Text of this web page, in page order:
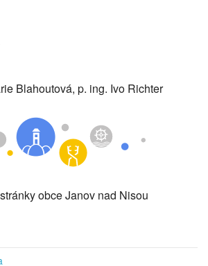
Blahoutová, p. ing. Ivo Richter
obce Janov nad Nisou